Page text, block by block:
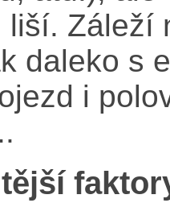
liší. Záleží
daleko s
i